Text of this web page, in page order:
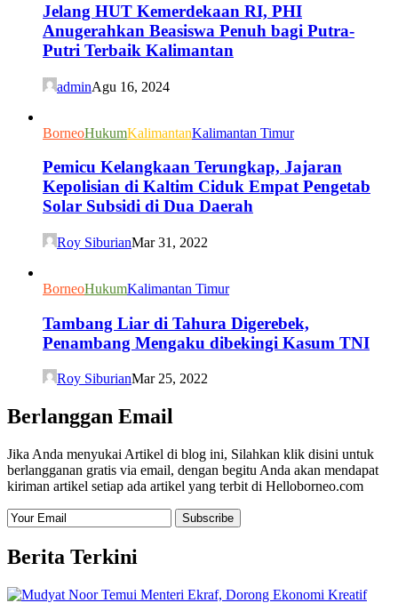
Jelang HUT Kemerdekaan RI, PHI
Anugerahkan Beasiswa Penuh bagi Putra-
Putri Terbaik Kalimantan
adminAgu 16, 2024
BorneoHukumKalimantanKalimantan Timur
Pemicu Kelangkaan Terungkap, Jajaran
Kepolisian di Kaltim Ciduk Empat Pengetab
Solar Subsidi di Dua Daerah
Roy SiburianMar 31, 2022
BorneoHukumKalimantan Timur
Tambang Liar di Tahura Digerebek,
Penambang Mengaku dibekingi Kasum TNI
Roy SiburianMar 25, 2022
Berlanggan Email
Jika Anda menyukai Artikel di blog ini, Silahkan klik disini untuk
berlangganan gratis via email, dengan begitu Anda akan mendapat
kiriman artikel setiap ada artikel yang terbit di Helloborneo.com
Berita Terkini